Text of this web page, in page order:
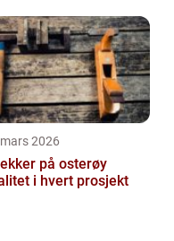
2026
på osterøy
i hvert prosjekt